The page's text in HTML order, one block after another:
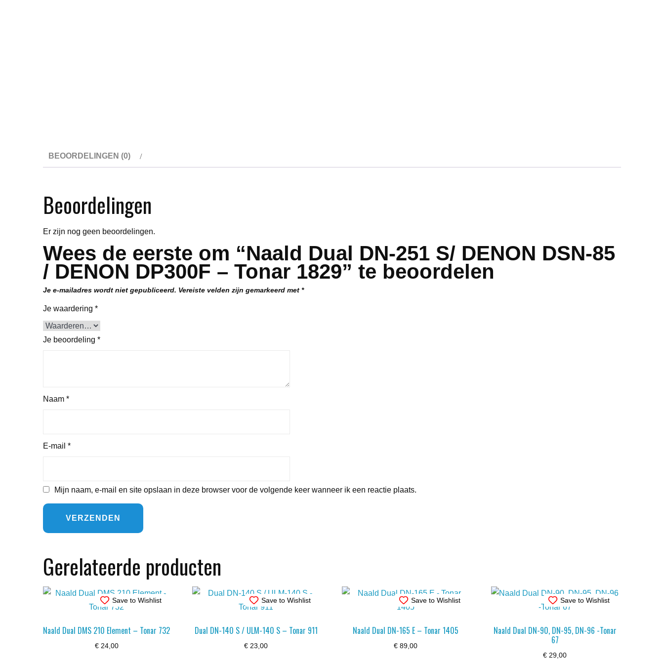
BEOORDELINGEN (0)
Beoordelingen
Er zijn nog geen beoordelingen.
Wees de eerste om “Naald Dual DN-251 S/ DENON DSN-85
/ DENON DP300F – Tonar 1829” te beoordelen
Je e-mailadres wordt niet gepubliceerd. Vereiste velden zijn gemarkeerd met *
Je waardering *
Je beoordeling *
Naam *
E-mail *
Mijn naam, e-mail en site opslaan in deze browser voor de volgende keer wanneer ik een reactie plaats.
Gerelateerde producten
Save to Wishlist
Naald Dual DMS 210 Element – Tonar 732
€24,00
Save to Wishlist
Dual DN-140 S / ULM-140 S – Tonar 911
€ 23,00
Save to Wishlist
Naald Dual DN-165 E – Tonar 1405
€89,00
Save to Wishlist
Naald Dual DN-90, DN-95, DN-96 -Tonar
67
€ 29,00